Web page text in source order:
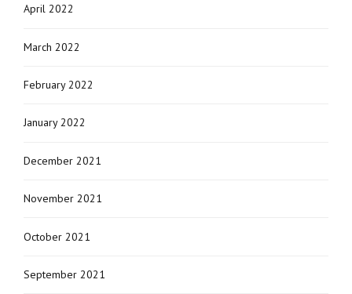
April 2022
March 2022
February 2022
January 2022
December 2021
November 2021
October 2021
September 2021